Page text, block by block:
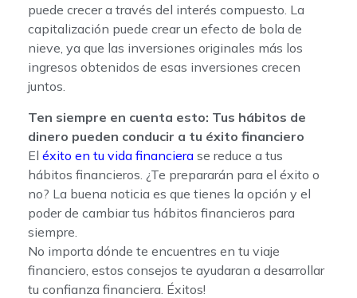
puede crecer a través del interés compuesto. La
capitalización puede crear un efecto de bola de
nieve, ya que las inversiones originales más los
ingresos obtenidos de esas inversiones crecen
juntos.
Ten siempre en cuenta esto: Tus hábitos de
dinero pueden conducir a tu éxito financiero
El éxito en tu vida financiera se reduce a tus
hábitos financieros. ¿Te prepararán para el éxito o
no? La buena noticia es que tienes la opción y el
poder de cambiar tus hábitos financieros para
siempre.
No importa dónde te encuentres en tu viaje
financiero, estos consejos te ayudaran a desarrollar
tu confianza financiera. Éxitos!